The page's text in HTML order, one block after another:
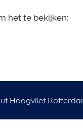
het te bekijken:
Hoogvliet